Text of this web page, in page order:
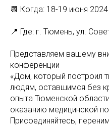
📆 Когда: 18-19 июня 2024
📍 Где: г. Тюмень, ул.
Представляем вашему
конференции
«Дом, который построил
людям, оставшимся без
опыта Тюменской
оказанию медицинской
Присоединяйтесь,